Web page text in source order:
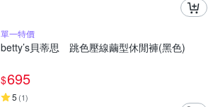
單一特價
betty’s貝蒂思 跳色壓線繭型休閒褲(黑色)
$695
5 (1)